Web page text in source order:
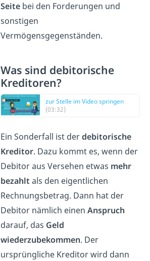
Seite bei den Forderungen und
sonstigen
Vermögensgegenständen.
Was sind debitorische
Kreditoren?
zur Stelle im Video springen
(03:32)
Ein Sonderfall ist derdebitorische
Kreditor. Dazu kommt es, wenn der
Debitor aus Versehen etwas mehr
bezahlt als den eigentlichen
Rechnungsbetrag. Dann hat der
Debitor nämlich einenAnspruch
darauf, das Geld
wiederzubekommen. Der
ursprüngliche Kreditor wird dann